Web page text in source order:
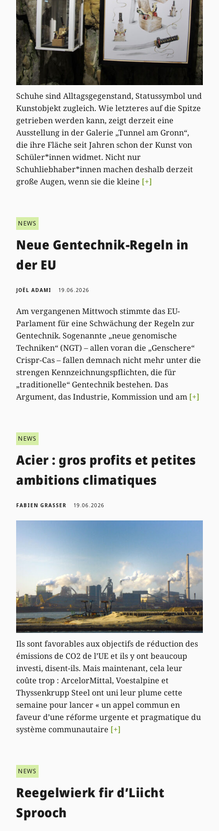
Schuhe sind Alltagsgegenstand, Statussymbol und
Kunstobjekt zugleich. Wie letzteres auf die Spitze
getrieben werden kann, zeigt derzeit eine
Ausstellung in der Galerie „Tunnel am Gronn“,
die ihre Fläche seit Jahren schon der Kunst von
Schüler*innen widmet. Nicht nur
Schuhliebhaber*innen machen deshalb derzeit
große Augen, wenn sie die kleine [+]
NEWS
Neue Gentechnik-Regeln in
der EU
JOËL ADAMI 19.06.2026
Am vergangenen Mittwoch stimmte das EU-
Parlament für eine Schwächung der Regeln zur
Gentechnik. Sogenannte „neue genomische
Techniken“ (NGT) – allen voran die „Genschere“
Crispr-Cas – fallen demnach nicht mehr unter die
strengen Kennzeichnungspflichten, die für
„traditionelle“ Gentechnik bestehen. Das
Argument, das Industrie, Kommission und am [+]
NEWS
Acier : gros profits et petites
ambitions climatiques
FABIEN GRASSER 19.06.2026
Ils sont favorables aux objectifs de réduction des
émissions de CO2 de l’UE et ils y ont beaucoup
investi, disent-ils. Mais maintenant, cela leur
coûte trop : ArcelorMittal, Voestalpine et
Thyssenkrupp Steel ont uni leur plume cette
semaine pour lancer « un appel commun en
faveur d’une réforme urgente et pragmatique du
système communautaire [+]
NEWS
Reegelwierk fir d’Liicht
Sprooch